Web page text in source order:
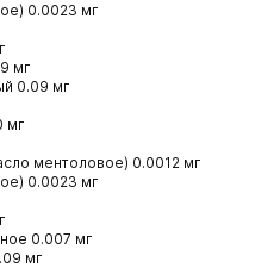
0.0023 мг
мг
0.09 мг
мг
ментоловое) 0.0012 мг
0.0023 мг
0.007 мг
мг